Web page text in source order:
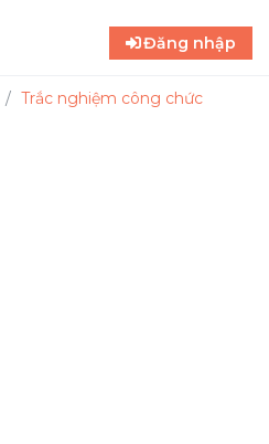
Đăng nhập
Trắc nghiệm công chức